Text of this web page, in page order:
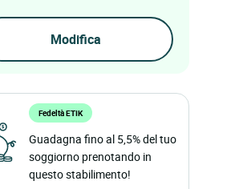
Fedeltà ETIK
Guadagna fino al 5,5% del tuo
soggiorno prenotando in
questo stabilimento!